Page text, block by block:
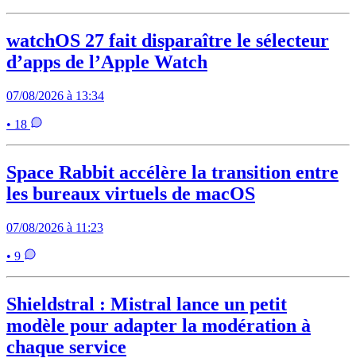
watchOS 27 fait disparaître le sélecteur
d’apps de l’Apple Watch
07/08/2026 à 13:34
• 18
Space Rabbit accélère la transition entre
les bureaux virtuels de macOS
07/08/2026 à 11:23
• 9
Shieldstral : Mistral lance un petit
modèle pour adapter la modération à
chaque service